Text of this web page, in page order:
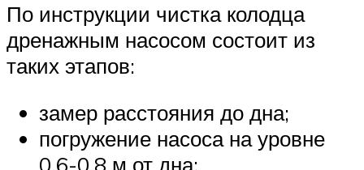
По инструкции чистка колодца
дренажным насосом состоит из
таких этапов:
замер расстояния до дна;
погружение насоса на уровне
0,6-0,8 м от дна;